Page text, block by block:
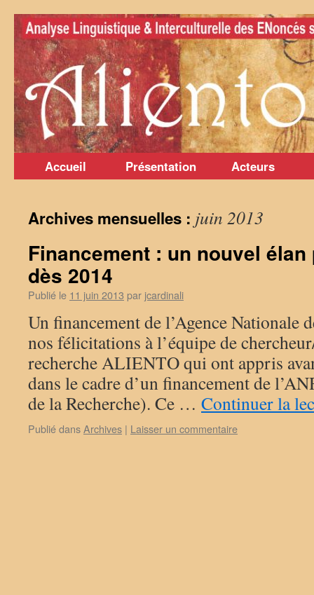
Aller
au
contenu
Accueil Présentation Acteurs
Archives mensuelles : juin 2013
Financement : un nouvel élan
dès 2014
Publié le 11 juin 2013 par jcardinali
Un financement de l’Agence Nationale
nos félicitations à l’équipe de
recherche ALIENTO qui ont appris
dans le cadre d’un financement de
de la Recherche). Ce … Continuer la
Publié dansArchives | Laisser un commentaire